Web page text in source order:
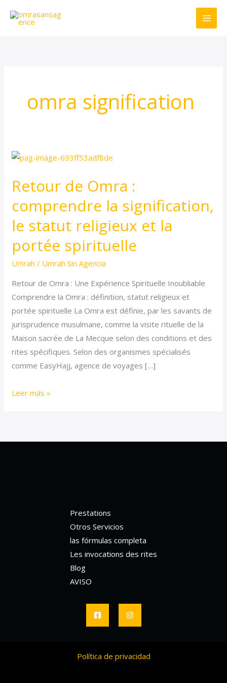
omra signification
Retour de Omra :
comprendre la signification,
le statut religieux et la
portée spirituelle
Umrah / Umrah Sin Agencia
Retour de Omra : Une Expérience Spirituelle Inoubliable
Comprendre la Omra : définition, statut religieux et
portée spirituelle La Omra est définie, par les savants de
jurisprudence musulmane, comme la visite rituelle de la
Maison sacrée de La Mecque selon des conditions et des
rites spécifiques. Selon des organismes spécialisés
comme EasyHajj, agence de voyages […]
Retour
Omra
comprendre
la
signification,
le
statut
religieux
et
la
portée
spirituelle
Leer más »
Prestations
Otros Servicios
las fórmulas completa
Les invocations des rites
Blog
AVISO
Política de privacidad